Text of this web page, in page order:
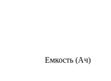
Емкость (Ач)